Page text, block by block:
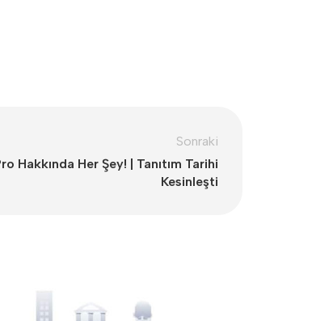
Sonraki
Hakkında Her Şey! | Tanıtım Tarihi
Kesinleşti